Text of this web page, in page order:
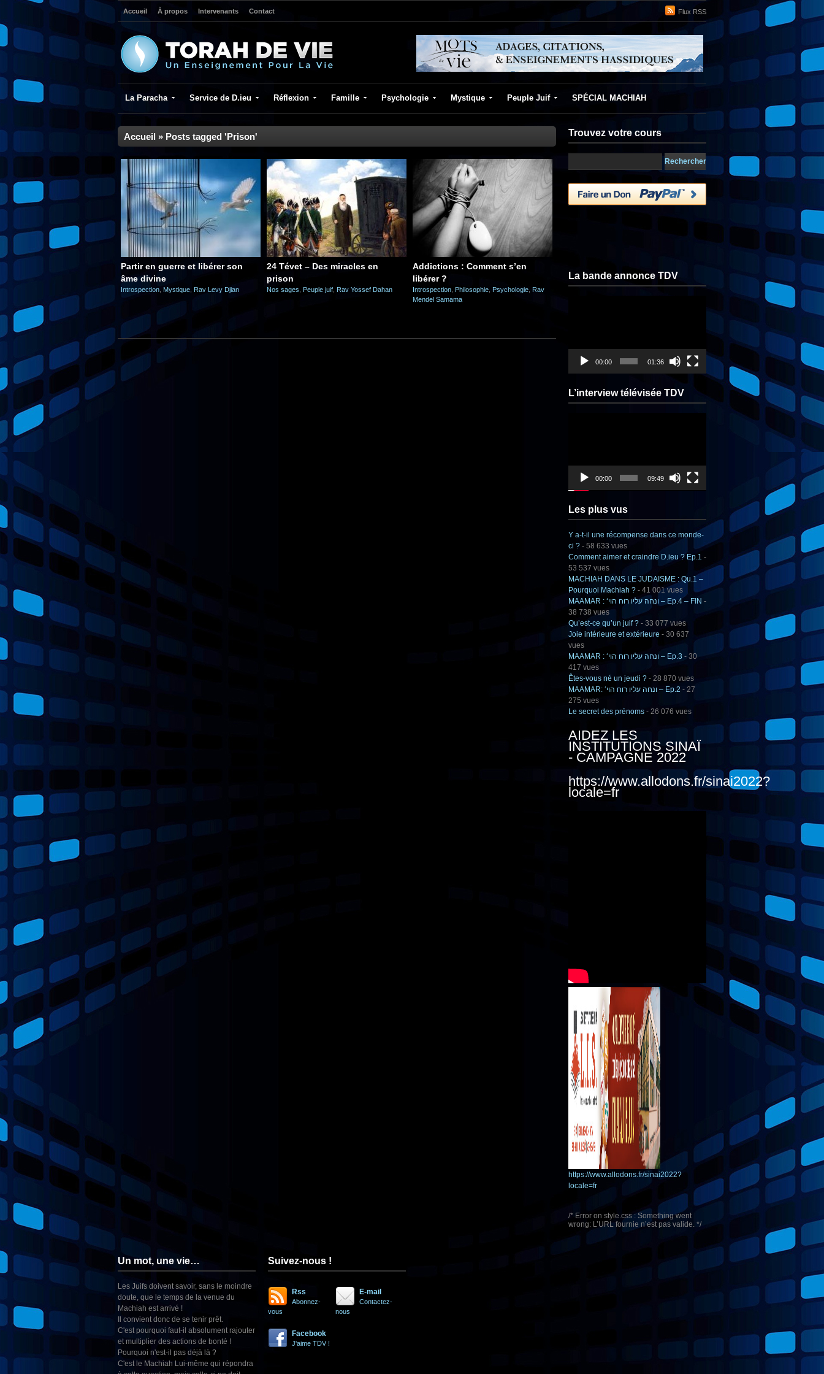
Flux RSS
Accueil À propos Intervenants Contact
La Paracha Service de D.ieu Réflexion Famille Psychologie Mystique Peuple Juif SPÉCIAL MACHIAH
Accueil » Posts tagged 'Prison'
Partir en guerre et libérer son
âme divine
Introspection Mystique Rav Levy Djian
24 Tévet – Des miracles en
prison
Nos sages Peuple juif Rav Yossef Dahan
Addictions : Comment s’en
libérer ?
Introspection Philosophie Psychologie Rav
Mendel Samama
Trouvez votre cours
La bande annonce TDV
00:00 01:36
L’interview télévisée TDV
00:00 09:49
Les plus vus
Y a-t-il une récompense dans ce monde-
ci ? - 58 633 vues
Comment aimer et craindre D.ieu ? Ep.1 -
53 537 vues
MACHIAH DANS LE JUDAISME : Qu.1 –
Pourquoi Machiah ? - 41 001 vues
MAAMAR : ‘ונחה עליו רוח הוי – Ep.4 – FIN -
38 738 vues
Qu’est-ce qu’un juif ? - 33 077 vues
Joie intérieure et extérieure - 30 637
vues
MAAMAR : ‘ונחה עליו רוח הוי – Ep.3 - 30
417 vues
Êtes-vous né un jeudi ? - 28 870 vues
MAAMAR: ‘ונחה עליו רוח הוי – Ep.2 - 27
275 vues
Le secret des prénoms - 26 076 vues
AIDEZ LES
INSTITUTIONS SINAÏ
- CAMPAGNE 2022
https://www.allodons.fr/sinai2022?
locale=fr
https://www.allodons.fr/sinai2022?
locale=fr
/* Error on style.css : Something went
wrong: L’URL fournie n’est pas valide. */
Un mot, une vie…
Les Juifs doivent savoir, sans le moindre
doute, que le temps de la venue du
Machiah est arrivé !
Il convient donc de se tenir prêt.
C'est pourquoi faut-il absolument rajouter
et multiplier des actions de bonté !
Pourquoi n'est-il pas déjà là ?
C'est le Machiah Lui-même qui répondra
Suivez-nous !
Rss
Abonnez-
vous
E-mail
Contactez-
nous
Facebook
J'aime TDV !